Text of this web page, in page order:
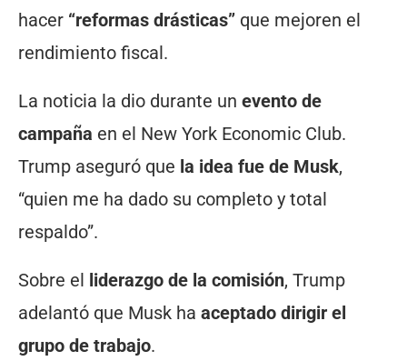
hacer “reformas drásticas” que mejoren el
rendimiento fiscal.
La noticia la dio durante un evento de
campaña en el New York Economic Club.
Trump aseguró que la idea fue de Musk,
“quien me ha dado su completo y total
respaldo”.
Sobre el liderazgo de la comisión, Trump
adelantó que Musk ha aceptado dirigir el
grupo de trabajo.